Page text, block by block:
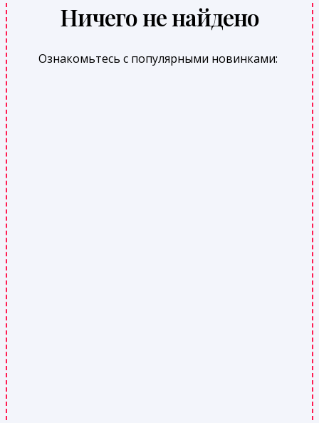
Ничего не найдено
Ознакомьтесь с популярными новинками: